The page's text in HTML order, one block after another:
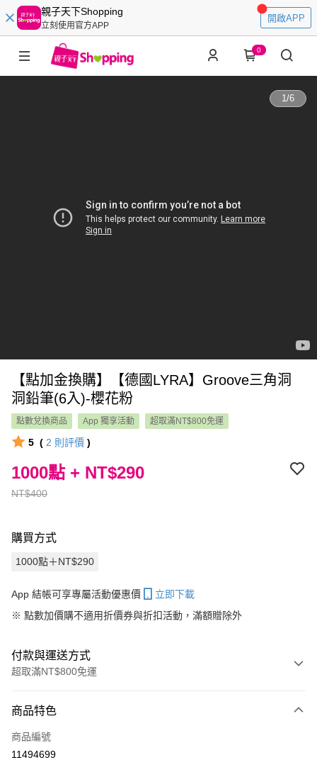
親子天下Shopping
立刻使用官方APP
開啟APP
0
1/6
【點加金換購】【德國LYRA】Groove三角洞
洞鉛筆(6入)-櫻花粉
點數兌換商品 App 獨享活動 超取滿NT$800免運
5 ( 2 則評價 )
NT$400
1000點 + NT$290
購買方式
1000點＋NT$290
App 結帳可享專屬活動優惠價
立即下載
※ 點數加價購不適用折價券與折扣活動，滿額贈除外
付款與運送方式
超取滿NT$800免運
信用卡一次付款
LINE Pay
商品特色
商品編號
11494699